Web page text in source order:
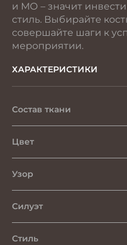
и МО – значит
стиль. Выбирайте
совершайте шаги к
мероприятии.
ХАРАКТЕРИСТИКИ
Состав ткани
Цвет
Узор
Силуэт
Стиль